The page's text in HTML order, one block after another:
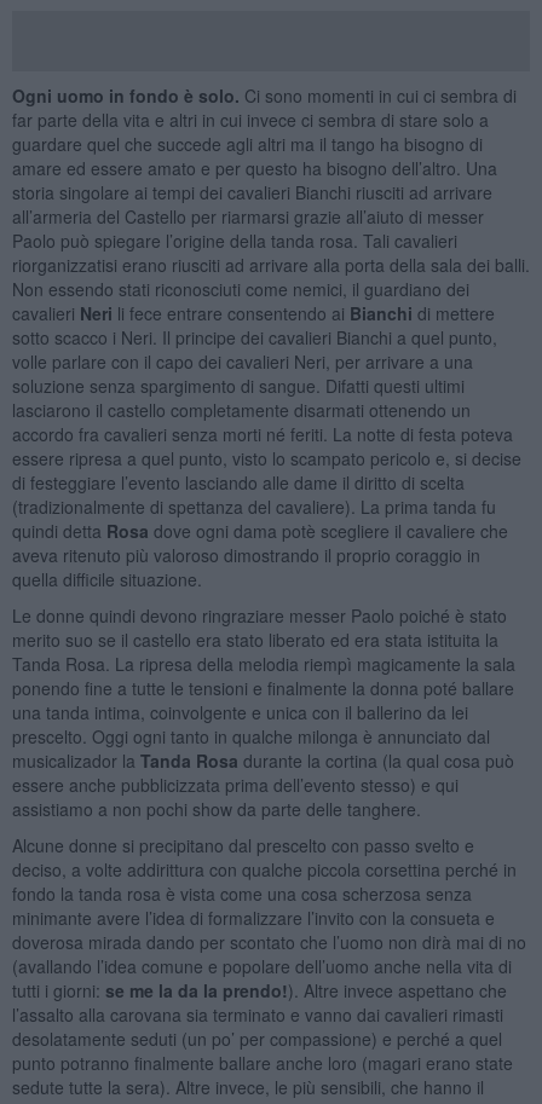
Ogni uomo in fondo è solo. Ci sono momenti in cui ci sembra di
far parte della vita e altri in cui invece ci sembra di stare solo a
guardare quel che succede agli altri ma il tango ha bisogno di
amare ed essere amato e per questo ha bisogno dell’altro. Una
storia singolare ai tempi dei cavalieri Bianchi riusciti ad arrivare
all’armeria del Castello per riarmarsi grazie all’aiuto di messer
Paolo può spiegare l’origine della tanda rosa. Tali cavalieri
riorganizzatisi erano riusciti ad arrivare alla porta della sala dei balli.
Non essendo stati riconosciuti come nemici, il guardiano dei
cavalieri Neri li fece entrare consentendo ai Bianchi di mettere
sotto scacco i Neri. Il principe dei cavalieri Bianchi a quel punto,
volle parlare con il capo dei cavalieri Neri, per arrivare a una
soluzione senza spargimento di sangue. Difatti questi ultimi
lasciarono il castello completamente disarmati ottenendo un
accordo fra cavalieri senza morti né feriti. La notte di festa poteva
essere ripresa a quel punto, visto lo scampato pericolo e, si decise
di festeggiare l’evento lasciando alle dame il diritto di scelta
(tradizionalmente di spettanza del cavaliere). La prima tanda fu
quindi detta Rosa dove ogni dama potè scegliere il cavaliere che
aveva ritenuto più valoroso dimostrando il proprio coraggio in
quella difficile situazione.
Le donne quindi devono ringraziare messer Paolo poiché è stato
merito suo se il castello era stato liberato ed era stata istituita la
Tanda Rosa. La ripresa della melodia riempì magicamente la sala
ponendo fine a tutte le tensioni e finalmente la donna poté ballare
una tanda intima, coinvolgente e unica con il ballerino da lei
prescelto. Oggi ogni tanto in qualche milonga è annunciato dal
musicalizador la Tanda Rosa durante la cortina (la qual cosa può
essere anche pubblicizzata prima dell’evento stesso) e qui
assistiamo a non pochi show da parte delle tanghere.
Alcune donne si precipitano dal prescelto con passo svelto e
deciso, a volte addirittura con qualche piccola corsettina perché in
fondo la tanda rosa è vista come una cosa scherzosa senza
minimante avere l’idea di formalizzare l’invito con la consueta e
doverosa mirada dando per scontato che l’uomo non dirà mai di no
(avallando l’idea comune e popolare dell’uomo anche nella vita di
tutti i giorni: se me la da la prendo!). Altre invece aspettano che
l’assalto alla carovana sia terminato e vanno dai cavalieri rimasti
desolatamente seduti (un po’ per compassione) e perché a quel
punto potranno finalmente ballare anche loro (magari erano state
sedute tutte la sera). Altre invece, le più sensibili, che hanno il